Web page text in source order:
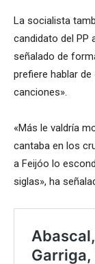
La socialista
candidato del PP
señalado de
prefiere hablar
canciones».
«Más le valdría
cantaba en los
a Feijóo lo
siglas», ha